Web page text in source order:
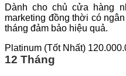
Dành cho chủ cửa hàng
marketing đồng thời có
tháng đảm bảo hiệu quả.
Platinum (Tốt Nhất)
12 Tháng